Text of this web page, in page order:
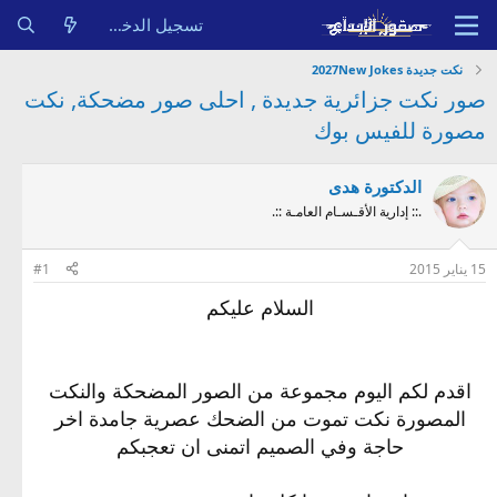
تسجيل الدخول
نكت جديدة 2027New Jokes
صور نكت جزائرية جديدة , احلى صور مضحكة, نكت
مصورة للفيس بوك
الدكتورة هدى
.:: إدارية الأقـسـام العامـة ::.
15 يناير 2015 #1
السلام عليكم
اقدم لكم اليوم مجموعة من الصور المضحكة والنكت
المصورة نكت تموت من الضحك عصرية جامدة اخر
حاجة وفي الصميم اتمنى ان تعجبكم